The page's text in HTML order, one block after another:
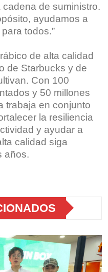
de suministro.
ayudamos a
todos.”
de alta calidad
de Starbucks y de
Con 100
y 50 millones
trabaja en conjunto
la resiliencia
y ayudar a
calidad siga
años.